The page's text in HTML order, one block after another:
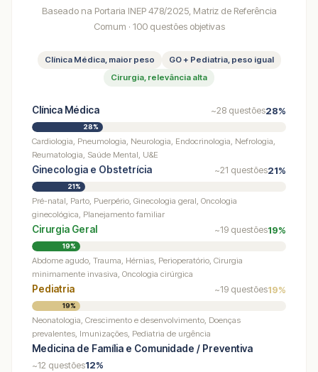
Baseado na Portaria INEP 478/2025, Matriz de Referência
Comum · 100 questões objetivas
Clínica Médica, maior peso
GO + Pediatria, peso igual
Cirurgia, relevância alta
Clínica Médica ~28 questões28%
28%
Cardiologia, Pneumologia, Neurologia, Endocrinologia, Nefrologia,
Reumatologia, Saúde Mental, U&E
Ginecologia e Obstetrícia ~21 questões21%
21%
Pré-natal, Parto, Puerpério, Ginecologia geral, Oncologia
ginecológica, Planejamento familiar
Cirurgia Geral ~19 questões19%
19%
Abdome agudo, Trauma, Hérnias, Perioperatório, Cirurgia
minimamente invasiva, Oncologia cirúrgica
Pediatria ~19 questões19%
19%
Neonatologia, Crescimento e desenvolvimento, Doenças
prevalentes, Imunizações, Pediatria de urgência
Medicina de Família e Comunidade / Preventiva
~12 questões12%